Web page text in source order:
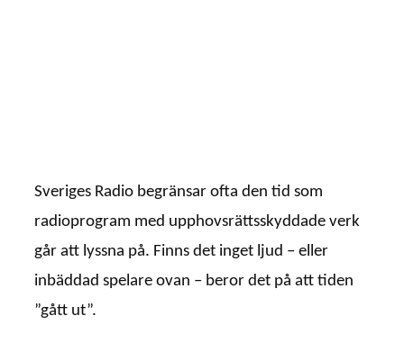
Sveriges Radio begränsar ofta den tid som
radioprogram med upphovsrättsskyddade verk
går att lyssna på. Finns det inget ljud – eller
inbäddad spelare ovan – beror det på att tiden
”gått ut”.